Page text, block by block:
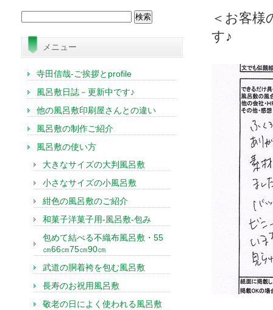
＜お客
す♪
メニュー
寺田信哉-ご挨拶とprofile
風呂敷日誌－更新中です♪
他の風呂敷印刷屋さんとの違い
風呂敷の制作ご紹介
風呂敷の使い方
大きなサイズの大判風呂敷
小さなサイズの小風呂敷
紺色の風呂敷のご紹介
和菓子洋菓子用-風呂敷-包み
包めて結べる不織布風呂敷・55
㎝66㎝75㎝90㎝
武道の胴着袴を包む風呂敷
長寿のお祝用風呂敷
敬老の日によく使われる風呂敷